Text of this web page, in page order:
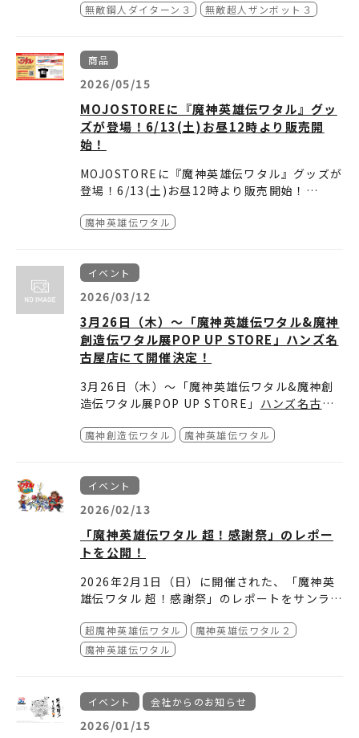
無敵鋼人ダイターン３
無敵超人ザンボット３
商品
2026/05/15
MOJOSTOREに『魔神英雄伝ワタル』グッ
ズが登場！6/13(土)お昼12時より販売開
始！
MOJOSTOREに『魔神英雄伝ワタル』グッズが
登場！6/13(土)お昼12時より販売開始！
株式会社ライフタイム/MOJOST が運営するOf
イベントやご旅行など、お出かけが更に楽しく
なるフライトタグとＴシャツです♪
この夏はワタル達と一緒にお出かけしよう！
通販サイト（MOJOSTORE）発売予定日：202
販売サイト：https://www.mojostore.net
※6 月7 日（日）『a・chi-a・chi ファースト
ライブ -STEP-』LIVE 会場にて先行発売予定
※通販開始後、イベント会場・催事会場等で販
＜商品概要＞
「魔神英雄伝ワタル 仲良くお出かけフライトタ
グ」
ご自分のバックやキャリケースに取り付けて、
お出かけ中にワタル達とはぐれない様に目印に
しよう！
サイズ：約H30 × W140 mm
ツ」
天気が悪くて気分が載らない日でもワタル達が
一緒なら大丈夫！
魔神英雄伝ワタル
イベント
2026/03/12
3月26日（木）～「魔神英雄伝ワタル&魔神
創造伝ワタル展POP UP STORE」ハンズ名
古屋店にて開催決定！
3月26日（木）～「魔神英雄伝ワタル&魔神創
造伝ワタル展POP UP STORE」 ハンズ名古屋
2025年夏に開催し大好評を博した『魔神英雄
展」。
神創造伝ワタル展POP UP STOREを、
名古屋店 で開催いたします！
お近くにお越しの際は、この機会にぜひご来場
ください！！
【魔神英雄伝ワタル&魔神創造伝ワタル展POP
UP STORE in ハンズ名古屋店
時間：10：00～20：00
会場： ハンズ名古屋店
所在地：名古屋市中村区名駅1-1-4 ジェイアー
ル名古屋 タカシマヤ内8階（https://nagoya.
hands.net/）
魔神創造伝ワタル 魔神英雄伝ワタル
イベント
2026/02/13
「魔神英雄伝ワタル 超！感謝祭」のレポー
トを公開！
2026年2月1日（日）に開催された、「魔神英
雄伝ワタル 超！感謝祭」のレポートをサンライ
どうぞご確認ください。
超魔神英雄伝ワタル
魔神英雄伝ワタル２
魔神英雄伝ワタル
イベント 会社からのお知らせ
2026/01/15